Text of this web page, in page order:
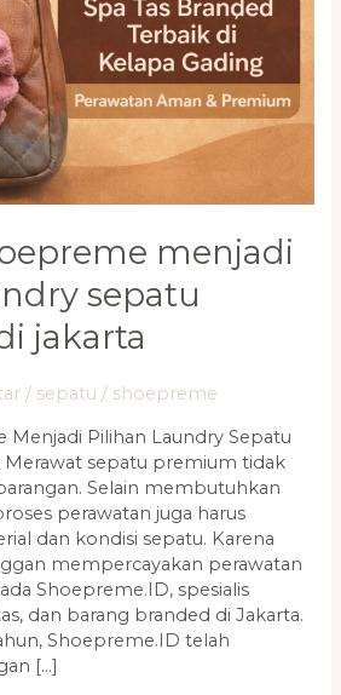
menjadi
sepatu
jakarta
/ sepatu / shoepreme
Menjadi Pilihan Laundry Sepatu
Merawat sepatu premium tidak
Selain membutuhkan
perawatan juga harus
dan kondisi sepatu. Karena
mempercayakan perawatan
Shoepreme.ID, spesialis
dan barang branded di Jakarta.
Shoepreme.ID telah
[…]